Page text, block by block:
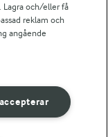
Lagra och/eller få
reklam och
angående